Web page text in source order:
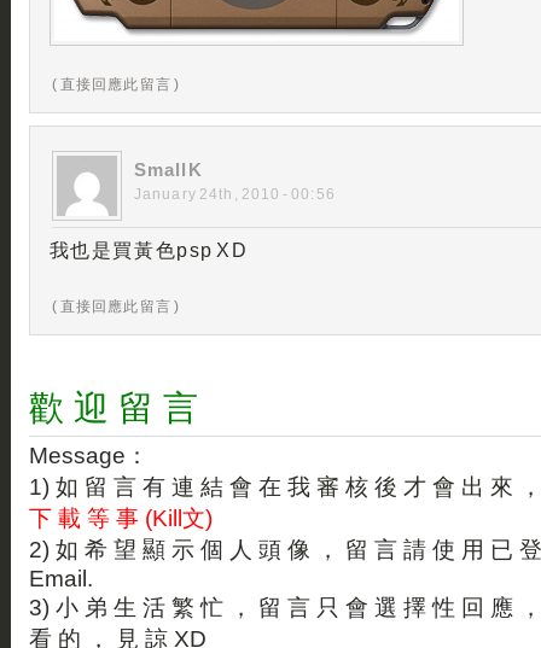
( 直接回應此留言 )
SmallK
January 24th, 2010 - 00:56
我也是買黃色psp XD
( 直接回應此留言 )
歡 迎 留 言
Message：
1) 如 留 言 有 連 結 會 在 我 審 核 後 才 會 出 來
下 載 等 事 (Kill文)
2) 如 希 望 顯 示 個 人 頭 像 ， 留 言 請 使 用 已
Email.
3) 小 弟 生 活 繁 忙 ， 留 言 只 會 選 擇 性 回 應
看 的 ， 見 諒 XD